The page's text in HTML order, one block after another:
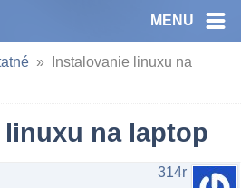
MENU
Instalovanie linuxu na
na laptop
314r